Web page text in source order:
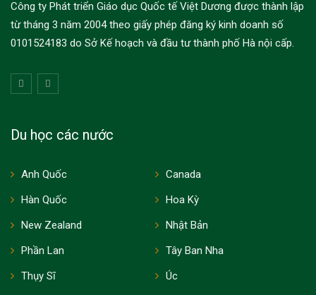
Công ty Phát triển Giáo dục Quốc tế Việt Dương được thành lập
từ tháng 3 năm 2004 theo giấy phép đăng ký kinh doanh số
0101524183 do Sở Kế hoạch và đầu tư thành phố Hà nội cấp.
Du học các nước
Anh Quốc
Canada
Hàn Quốc
Hoa Kỳ
New Zealand
Nhật Bản
Phần Lan
Tây Ban Nha
Thụy Sĩ
Úc